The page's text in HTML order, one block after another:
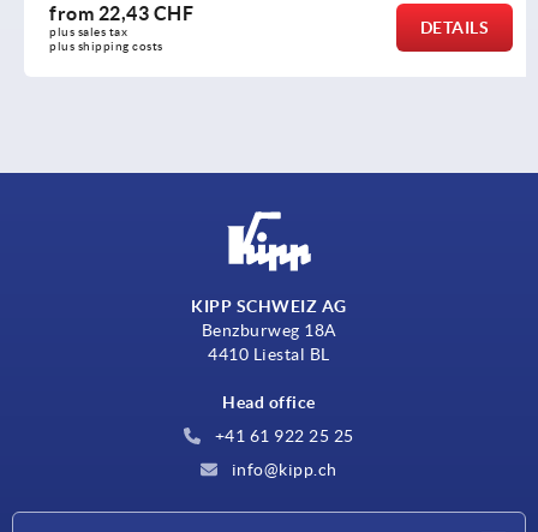
from22,43 CHF
plus sales tax
plus shipping costs
DETAILS
KIPP SCHWEIZ AG
Benzburweg 18A
4410 Liestal BL
Head office
+41 61 922 25 25
info@kipp.ch